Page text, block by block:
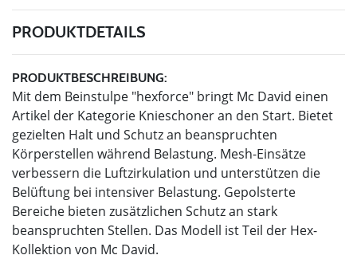
PRODUKTDETAILS
PRODUKTBESCHREIBUNG:
Mit dem Beinstulpe "hexforce" bringt Mc David einen
Artikel der Kategorie Knieschoner an den Start. Bietet
gezielten Halt und Schutz an beanspruchten
Körperstellen während Belastung. Mesh-Einsätze
verbessern die Luftzirkulation und unterstützen die
Belüftung bei intensiver Belastung. Gepolsterte
Bereiche bieten zusätzlichen Schutz an stark
beanspruchten Stellen. Das Modell ist Teil der Hex-
Kollektion von Mc David.